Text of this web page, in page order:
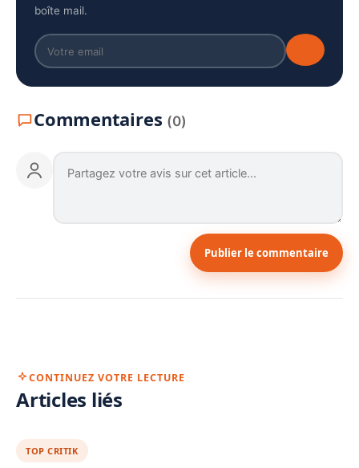
boîte mail.
Commentaires (0)
Publier le commentaire
CONTINUEZ VOTRE LECTURE
Articles liés
TOP CRITIK